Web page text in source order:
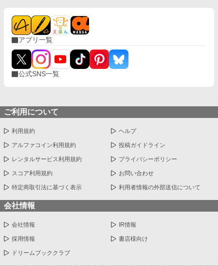
アプリ一覧
公式SNS一覧
ご利用について
利用規約 ヘルプ
アルファコイン利用規約 投稿ガイドライン
レンタルサービス利用規約 プライバシーポリシー
スコア利用規約 お問い合わせ
特定商取引法に基づく表示 利用者情報の外部送信について
会社情報
会社情報 IR情報
採用情報 書店様向け
ドリームブッククラブ